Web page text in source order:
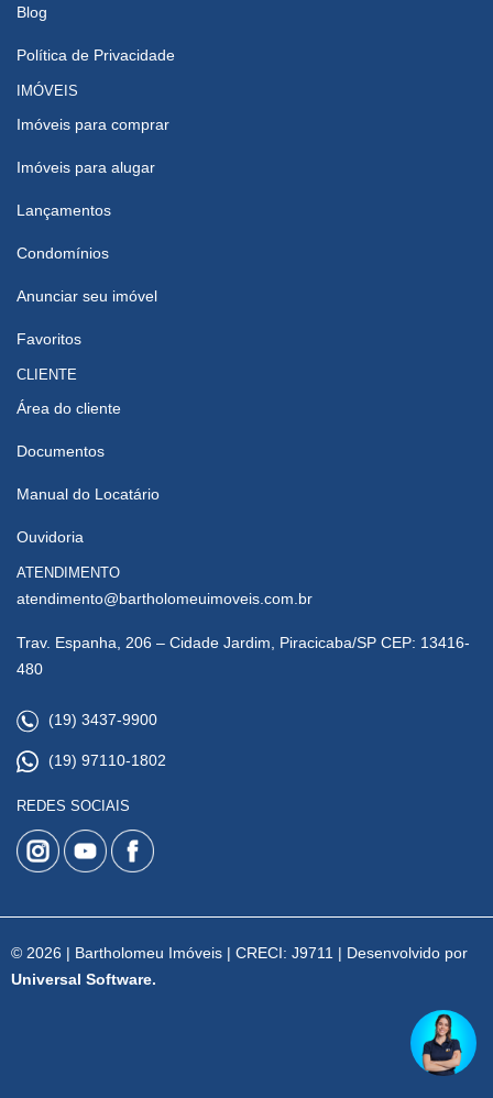
Blog
Política de Privacidade
IMÓVEIS
Imóveis para comprar
Imóveis para alugar
Lançamentos
Condomínios
Anunciar seu imóvel
Favoritos
CLIENTE
Área do cliente
Documentos
Manual do Locatário
Ouvidoria
ATENDIMENTO
atendimento@bartholomeuimoveis.com.br
Trav. Espanha, 206 – Cidade Jardim, Piracicaba/SP CEP: 13416-
480
(19) 3437-9900
(19) 97110-1802
REDES SOCIAIS
© 2026 | Bartholomeu Imóveis | CRECI: J9711 | Desenvolvido por
Universal Software.